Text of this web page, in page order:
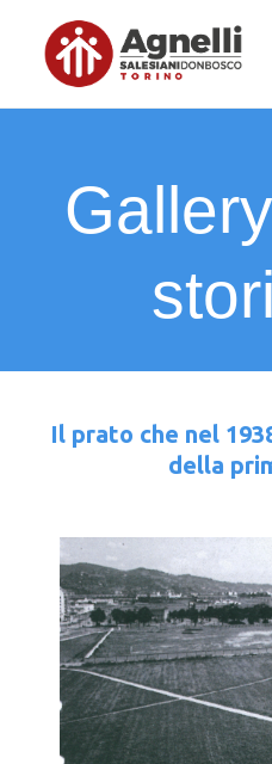
Il prato che nel
della